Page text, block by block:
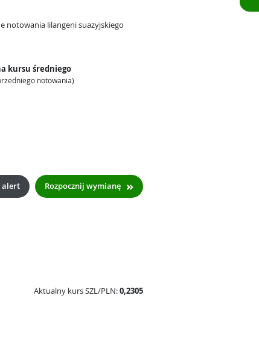
notowania lilangeni suazyjskiego
kursu średniego
notowania)
alert Rozpocznij wymianę
Aktualny kurs SZL/PLN:0,2305